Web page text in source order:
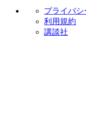
プライバ
利用規約
講談社